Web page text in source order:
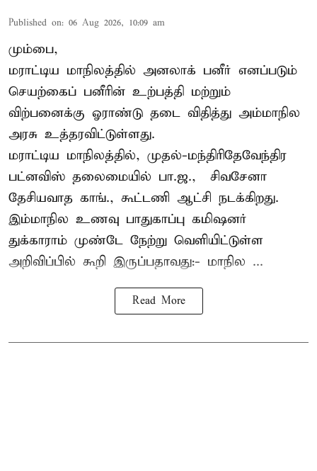
Published on: 06 Aug 2026, 10:09 am
மும்பை,
மராட்டிய மாநிலத்தில் அனலாக் பனீர் எனப்படும்
செயற்கைப் பனீரின் உற்பத்தி மற்றும்
விற்பனைக்கு ஓராண்டு தடை விதித்து அம்மாநில
அரசு உத்தரவிட்டுள்ளது.
மராட்டிய மாநிலத்தில், முதல்-மந்திரிதேவேந்திர
பட்னவிஸ் தலைமையில் பா.ஜ., – சிவசேனா –
தேசியவாத காங்., கூட்டணி ஆட்சி நடக்கிறது.
இம்மாநில உணவு பாதுகாப்பு கமிஷனர்
துக்காராம் முண்டே நேற்று வெளியிட்டுள்ள
அறிவிப்பில் கூறி இருப்பதாவது:- மாநில ...
Read More